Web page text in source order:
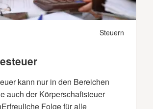
Steuern
kann nur in den Bereichen
auch der Körperschaftsteuer
Folge für alle